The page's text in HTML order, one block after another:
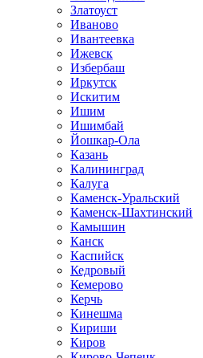
Златоуст
Иваново
Ивантеевка
Ижевск
Избербаш
Иркутск
Искитим
Ишим
Ишимбай
Йошкар-Ола
Казань
Калининград
Калуга
Каменск-Уральский
Каменск-Шахтинский
Камышин
Канск
Каспийск
Кедровый
Кемерово
Керчь
Кинешма
Кириши
Киров